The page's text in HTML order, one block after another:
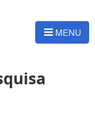
MENU